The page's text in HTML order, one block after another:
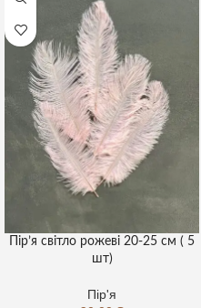
Пір’я світло рожеві 20-25 см ( 5
шт)
Пір'я